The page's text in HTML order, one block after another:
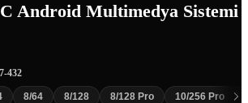
Android Multimedya Sistemi
432
8/64 8/128 8/128 Pro 10/256 Pro